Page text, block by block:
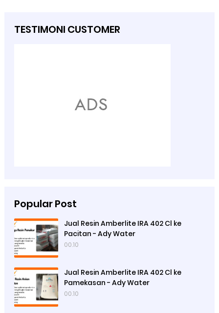
TESTIMONI CUSTOMER
Popular Post
Jual Resin Amberlite IRA 402 Cl ke
Pacitan - Ady Water
00.10
Jual Resin Amberlite IRA 402 Cl ke
Pamekasan - Ady Water
00.10